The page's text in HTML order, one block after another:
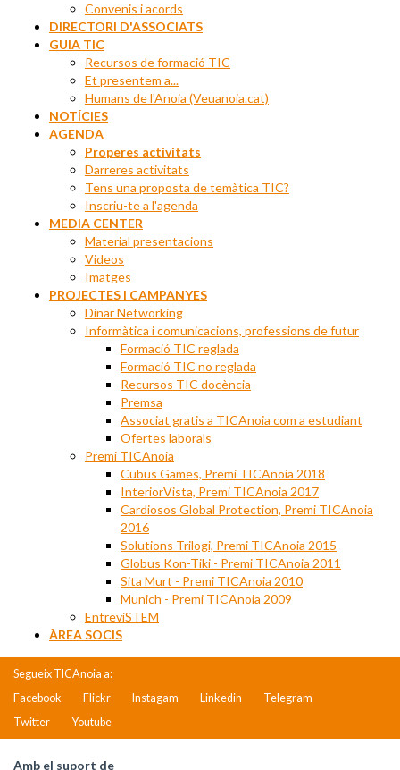
Convenis i acords
DIRECTORI D'ASSOCIATS
GUIA TIC
Recursos de formació TIC
Et presentem a...
Humans de l'Anoia (Veuanoia.cat)
NOTÍCIES
AGENDA
Properes activitats
Darreres activitats
Tens una proposta de temàtica TIC?
Inscriu-te a l'agenda
MEDIA CENTER
Material presentacions
Videos
Imatges
PROJECTES I CAMPANYES
Dinar Networking
Informàtica i comunicacions, professions de futur
Formació TIC reglada
Formació TIC no reglada
Recursos TIC docència
Premsa
Associat gratis a TICAnoia com a estudiant
Ofertes laborals
Premi TICAnoia
Cubus Games, Premi TICAnoia 2018
InteriorVista, Premi TICAnoia 2017
Cardiosos Global Protection, Premi TICAnoia
2016
Solutions Trilogi, Premi TICAnoia 2015
Globus Kon-Tiki - Premi TICAnoia 2011
Sita Murt - Premi TICAnoia 2010
Munich - Premi TICAnoia 2009
EntreviSTEM
ÀREA SOCIS
Segueix TICAnoia a:
Facebook
Flickr Instagam Linkedin
Telegram
Twitter
Youtube
Amb el suport de